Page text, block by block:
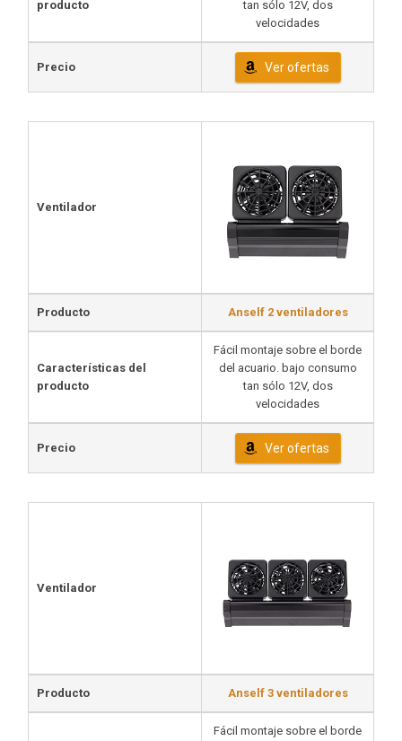
producto
tan sólo 12V, dos
velocidades
Precio Ver ofertas
Ventilador
Producto Anself 2 ventiladores
Características del
producto
Fácil montaje sobre el borde
del acuario. bajo consumo
tan sólo 12V, dos
velocidades
Precio Ver ofertas
Ventilador
Producto Anself 3 ventiladores
Fácil montaje sobre el borde